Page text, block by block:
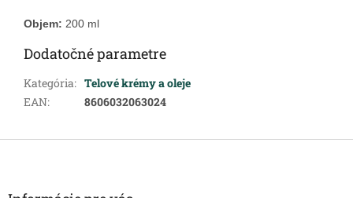
Objem: 200 ml
Dodatočné parametre
Kategória: Telové krémy a oleje
EAN: 8606032063024
Z